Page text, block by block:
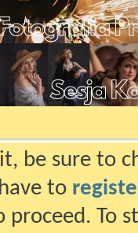
be sure to
to
To